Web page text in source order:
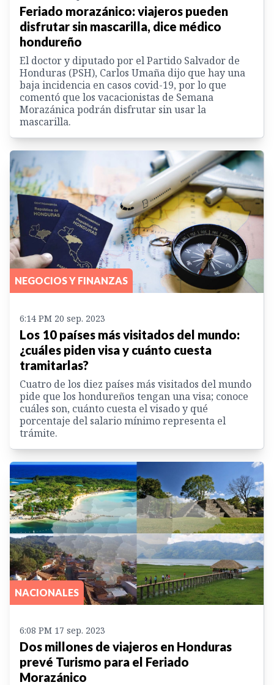
Feriado morazánico: viajeros pueden
disfrutar sin mascarilla, dice médico
hondureño
El doctor y diputado por el Partido Salvador de
Honduras (PSH), Carlos Umaña dijo que hay una
baja incidencia en casos covid-19, por lo que
comentó que los vacacionistas de Semana
Morazánica podrán disfrutar sin usar la
mascarilla.
NEGOCIOS Y FINANZAS
6:14 PM 20 sep. 2023
Los 10 países más visitados del mundo:
¿cuáles piden visa y cuánto cuesta
tramitarlas?
Cuatro de los diez países más visitados del mundo
pide que los hondureños tengan una visa; conoce
cuáles son, cuánto cuesta el visado y qué
porcentaje del salario mínimo representa el
trámite.
NACIONALES
6:08 PM 17 sep. 2023
Dos millones de viajeros en Honduras
prevé Turismo para el Feriado
Morazánico